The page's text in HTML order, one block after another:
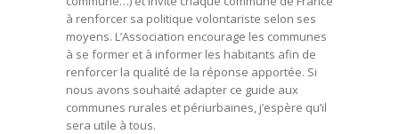
à renforcer sa politique volontariste selon ses
moyens. L’Association encourage les communes
à se former et à informer les habitants afin de
renforcer la qualité de la réponse apportée. Si
nous avons souhaité adapter ce guide aux
communes rurales et périurbaines, j’espère qu’il
sera utile à tous.